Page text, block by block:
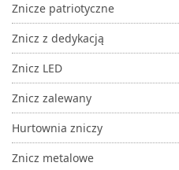
Znicze patriotyczne
Znicz z dedykacją
Znicz LED
Znicz zalewany
Hurtownia zniczy
Znicz metalowe